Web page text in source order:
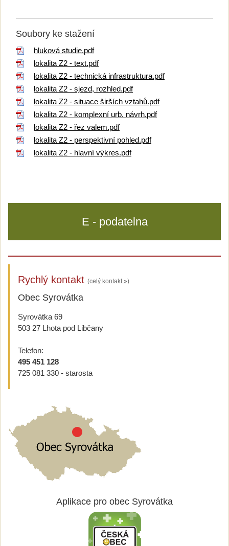
Soubory ke stažení
hluková studie.pdf
lokalita Z2 - text.pdf
lokalita Z2 - technická infrastruktura.pdf
lokalita Z2 - sjezd, rozhled.pdf
lokalita Z2 - situace širších vztahů.pdf
lokalita Z2 - komplexní urb. návrh.pdf
lokalita Z2 - řez valem.pdf
lokalita Z2 - perspektivní pohled.pdf
lokalita Z2 - hlavní výkres.pdf
E - podatelna
Rychlý kontakt (celý kontakt »)
Obec Syrovátka
Syrovátka 69
503 27 Lhota pod Libčany
Telefon:
495 451 128
725 081 330 - starosta
Aplikace pro obec Syrovátka